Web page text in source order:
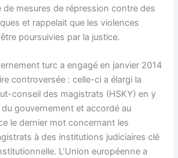
de mesures de répression contre des
et rappelait que les violences
poursuivies par la justice.
turc a engagé en janvier 2014
controversée : celle-ci a élargi la
conseil des magistrats (HSKY) en y
gouvernement et accordé au
le dernier mot concernant les
à des institutions judiciaires clé
L’Union européenne a